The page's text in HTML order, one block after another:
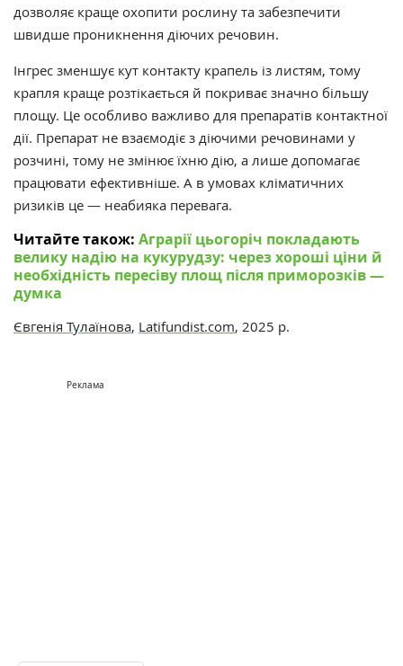
дозволяє краще охопити рослину та забезпечити
швидше проникнення діючих речовин.
Інгрес зменшує кут контакту крапель із листям, тому
крапля краще розтікається й покриває значно більшу
площу. Це особливо важливо для препаратів контактної
дії. Препарат не взаємодіє з діючими речовинами у
розчині, тому не змінює їхню дію, а лише допомагає
працювати ефективніше. А в умовах кліматичних
ризиків це — неабияка перевага.
Читайте також: Аграрії цьогоріч покладають
велику надію на кукурудзу: через хороші ціни й
необхідність пересіву площ після приморозків —
думка
Євгенія Тулаїнова, Latifundist.com, 2025 р.
Реклама